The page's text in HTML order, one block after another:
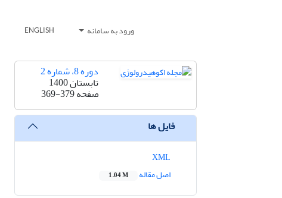
ورود به سامانه ENGLISH
دوره 8، شماره 2
تابستان 1400
صفحه369-379
فایل ها
اصل مقاله
1.04 M